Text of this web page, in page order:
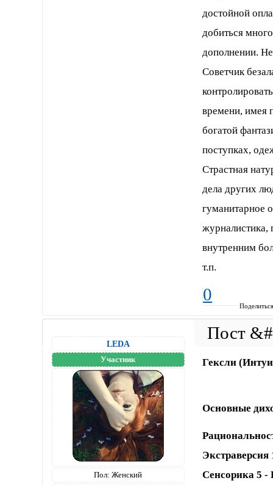
достойной
добиться
дополнении.
Советчик
времени, имея
богатой
поступках,
Страстная
дела других
гуманитарное
журналистика,
внутренним
т.п.
0
LEDA
Участник
Пол: Женский
Гексли
Основные
Экстраверсия
Сенсорика 5 -